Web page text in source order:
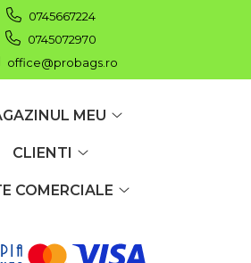
0745667224
0745072970
office@probags.ro
MEU
CLIENTI
COMERCIALE